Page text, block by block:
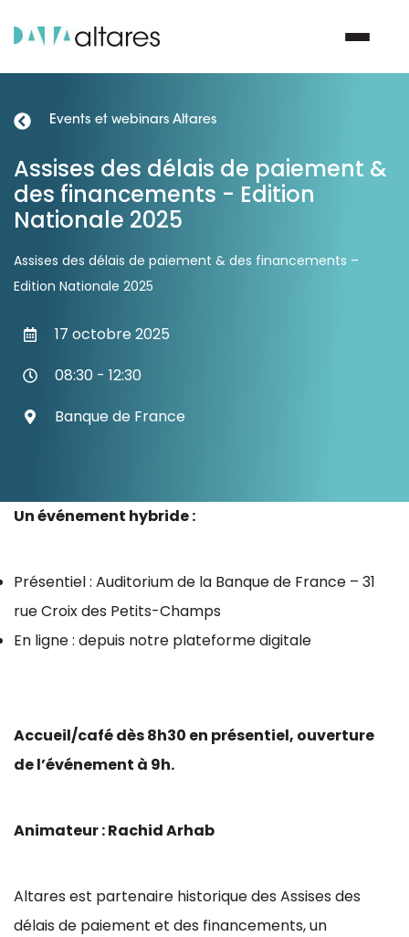
Vos enjeux
Notre groupe
Events et webinars Altares
Assises des délais de paiement &
des financements - Edition
Nationale 2025
Assises des délais de paiement & des financements –
Edition Nationale 2025
17 octobre 2025
08:30 - 12:30
Banque de France
Un événement hybride :
Présentiel : Auditorium de la Banque de France – 31
rue Croix des Petits-Champs
En ligne : depuis notre plateforme digitale
Accueil/café dès 8h30 en présentiel, ouverture
de l’événement à 9h.
Animateur : Rachid Arhab
Altares est partenaire historique des Assises des
délais de paiement et des financements, un